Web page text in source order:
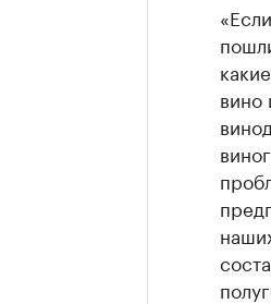
вино